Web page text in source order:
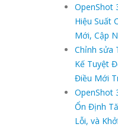
OpenShot
Hiệu Suất
Mới, Cập
Chỉnh sửa
Kế Tuyệt
Điều Mới
OpenShot
Ổn Định
Lỗi, và